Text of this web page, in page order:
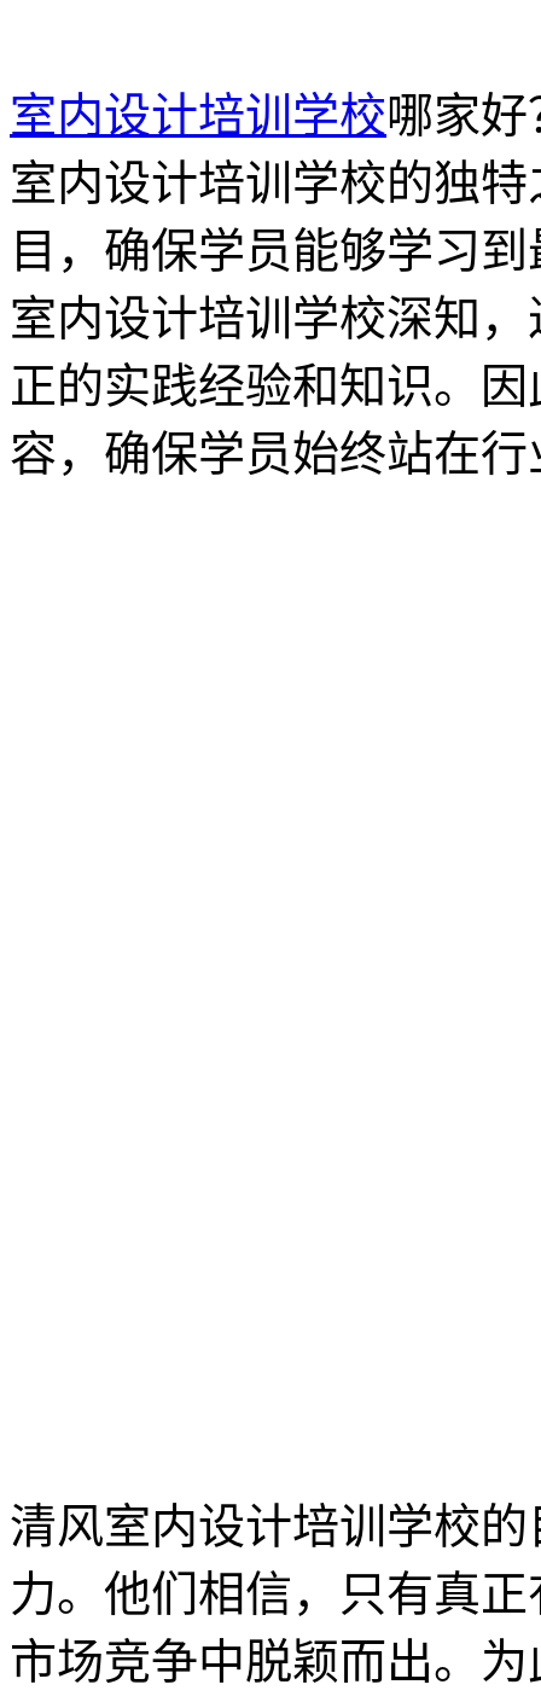
室内设计培训学校哪家
室内设计培训学校的独
目，确保学员能够学习
室内设计培训学校深知
正的实践经验和知识。
容，确保学员始终站在
清风室内设计培训学校
力。他们相信，只有真
市场竞争中脱颖而出。